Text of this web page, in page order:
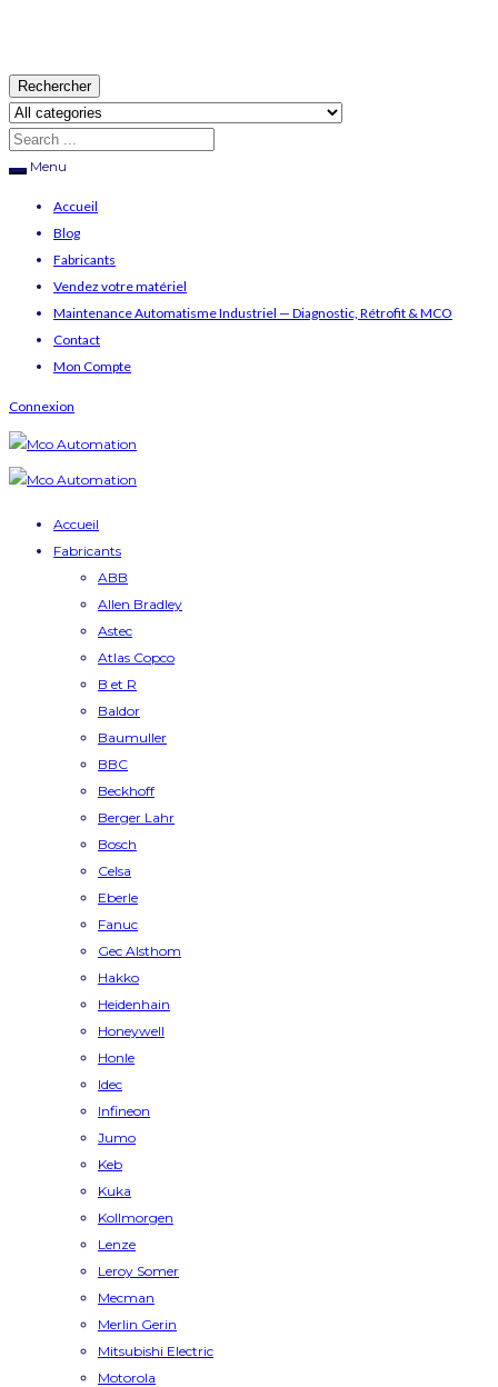
Rechercher
Menu
Accueil
Blog
Fabricants
Vendez votre matériel
Maintenance Automatisme Industriel — Diagnostic, Rétrofit & MCO
Contact
Mon Compte
Connexion
Accueil
Fabricants
ABB
Allen Bradley
Astec
Atlas Copco
B et R
Baldor
Baumuller
BBC
Beckhoff
Berger Lahr
Bosch
Celsa
Eberle
Fanuc
Gec Alsthom
Hakko
Heidenhain
Honeywell
Honle
Idec
Infineon
Jumo
Keb
Kuka
Kollmorgen
Lenze
Leroy Somer
Mecman
Merlin Gerin
Mitsubishi Electric
Motorola